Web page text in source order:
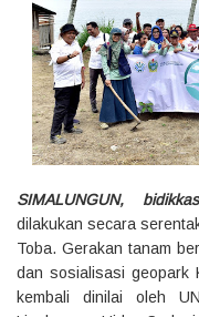
SIMALUNGUN,
dilakukan secara
Toba. Gerakan tanam
dan sosialisasi geopark
kembali dinilai oleh